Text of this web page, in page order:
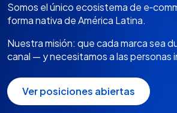
Somos el único ecosistema de
forma nativa de América Latina.
Nuestra misión: que cada marca sea
canal — y necesitamos a las personas
Ver posiciones abiertas